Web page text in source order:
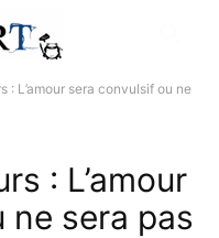
: L’amour sera convulsif ou ne
: L’amour
ne sera pas